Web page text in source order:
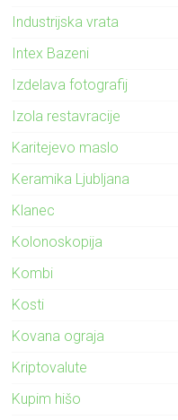
Industrijska vrata
Intex Bazeni
Izdelava fotografij
Izola restavracije
Karitejevo maslo
Keramika Ljubljana
Klanec
Kolonoskopija
Kombi
Kosti
Kovana ograja
Kriptovalute
Kupim hišo